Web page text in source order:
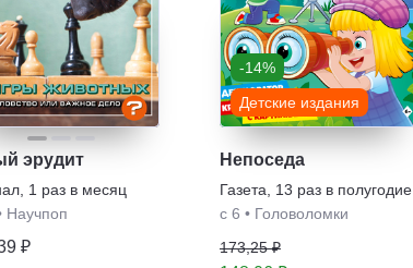
эрудит
, 1 раз в месяц
Научпоп
₽
-14%
Детские издания
Непоседа
Газета
13 раз в полугодие
с 6 • Головоломки
173,25 ₽